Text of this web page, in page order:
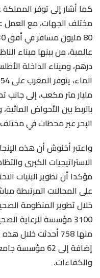
مختلف الجهات، مع العمل
مليار متر مكعب، إلى جانب
بالربط بين الأحواض
البحر عبر محطات في
واعتبر أخنوش أن هذه
الاستراتيجيات الكبرى
مؤكدا أن تطوير البنيات
على المجالات المرتبطة
والكفاءات.